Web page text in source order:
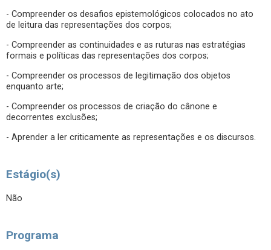
- Compreender os desafios epistemológicos colocados no ato
de leitura das representações dos corpos;
- Compreender as continuidades e as ruturas nas estratégias
formais e políticas das representações dos corpos;
- Compreender os processos de legitimação dos objetos
enquanto arte;
- Compreender os processos de criação do cânone e
decorrentes exclusões;
- Aprender a ler criticamente as representações e os discursos.
Estágio(s)
Não
Programa